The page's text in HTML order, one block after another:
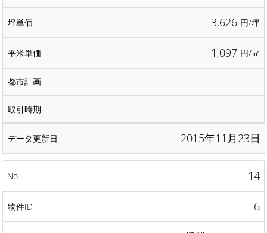
3,626 円/坪
1,097 円/㎡
2015年11月23日
14
6